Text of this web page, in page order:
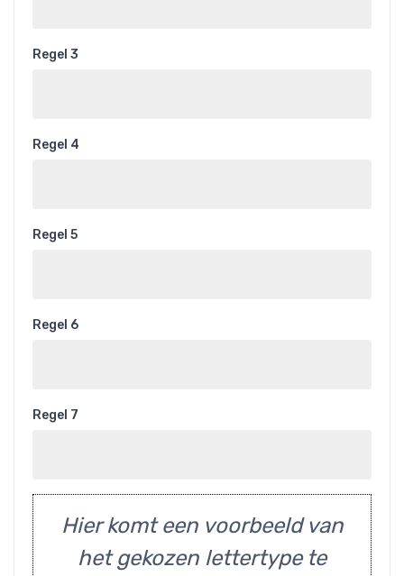
Regel 3
Regel 4
Regel 5
Regel 6
Regel 7
Hier komt een voorbeeld van
het gekozen lettertype te